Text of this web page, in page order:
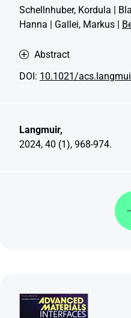
Schellnhuber, Kordula |
Hanna | Gallei, Markus |
Abstract
DOI: 10.1021/
Langmuir,
2024, 40 (1), 968-974.